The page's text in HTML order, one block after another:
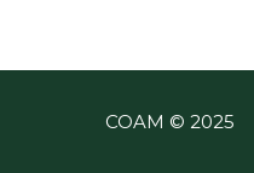
COAM © 2025